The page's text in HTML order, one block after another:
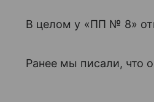
В целом у «ПП № 8»
Ранее мы писали, что